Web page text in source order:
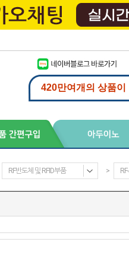
RF반도체 및 RFID부품 >